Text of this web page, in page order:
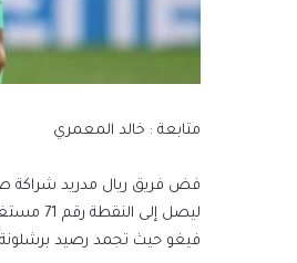
متابعة : خالد المعمري
فض فريق ريال مدريد شراكة
ليصل
فيغو حيث تجمد رصيد برشلونة عند النقطة 69 بفارق